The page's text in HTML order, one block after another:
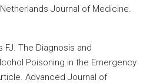
Journal of Medicine.
FJ. The Diagnosis and
Poisoning in the Emergency
Advanced Journal of